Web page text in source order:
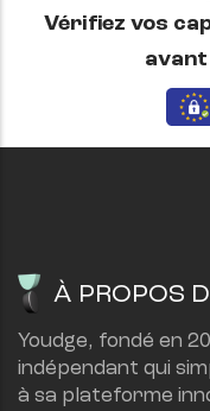
Vérifiez vos
avant
À PROPOS
Youdge, fondé en
indépendant qui
à sa plateforme